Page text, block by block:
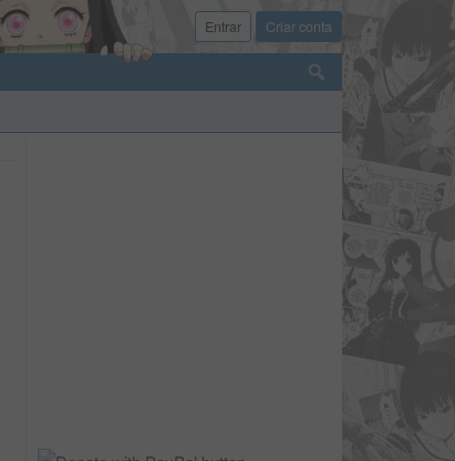
Entrar Criar conta